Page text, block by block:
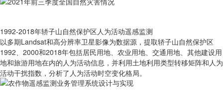
1992-2018年轿子山自然保护区人为活动遥感监测
以多期Landsat和高分辨率卫星影像为数据源，提取轿子山自然保护区
1992、2000和2018年包括居民用地、农业用地、交通用地、其他建设用
地和旅游用地在内的人为活动信息，并利用土地利用类型转移矩阵和人为
活动干扰指数，分析了人为活动时空变化格局。